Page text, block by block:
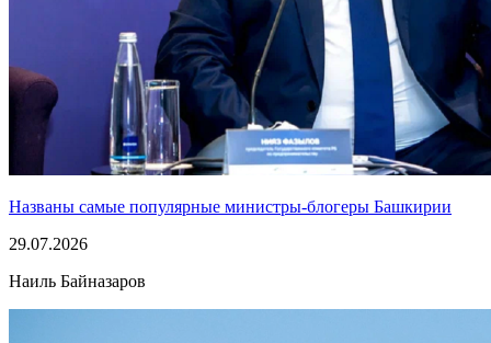
Названы самые популярные министры-блогеры Башкирии
29.07.2026
Наиль Байназаров